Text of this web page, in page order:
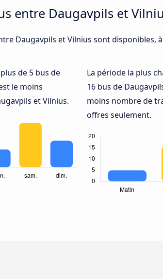
entre Daugavpils et
Daugavpils et Vilnius sont disponibles,
de 5 bus de
le moins
et Vilnius.
La période la plus
16 bus de
moins nombre de
offres seulement.